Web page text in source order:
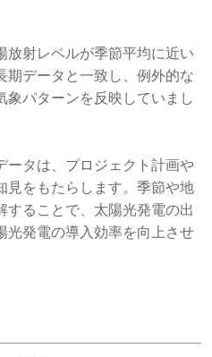
放射レベルが季節平均に近い
期データと一致し、例外的な
象パターンを反映していまし
ータは、プロジェクト計画や
見をもたらします。季節や地
することで、太陽光発電の出
光発電の導入効率を向上させ